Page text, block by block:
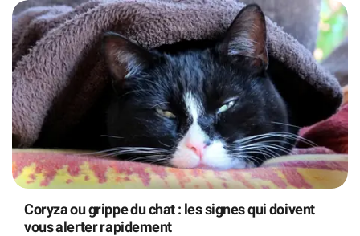
Coryza ou grippe du chat : les signes qui doivent
vous alerter rapidement